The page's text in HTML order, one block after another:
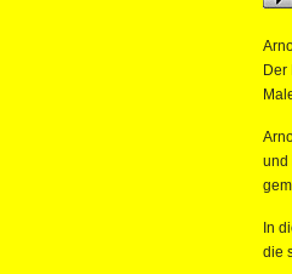
Der
und
In
die